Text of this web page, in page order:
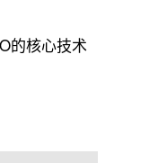
的核心技术